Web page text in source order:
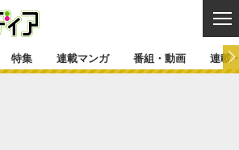
特集 連載マンガ 番組・動画 連載